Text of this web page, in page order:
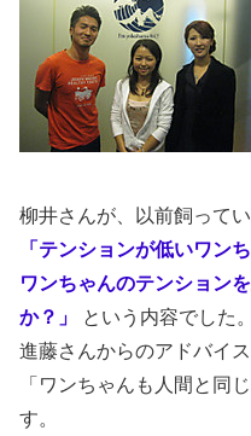
柳井さんが、以前飼って
「テンションが低いワン
ワンちゃんのテンション
か？」
という内容でした。
進藤さんからのアドバイス
「ワンちゃんも人間と同
す。